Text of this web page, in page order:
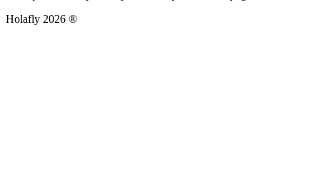
Holafly 2026 ®